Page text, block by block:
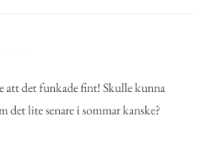
att det funkade fint! Skulle kunna
det lite senare i sommar kanske?